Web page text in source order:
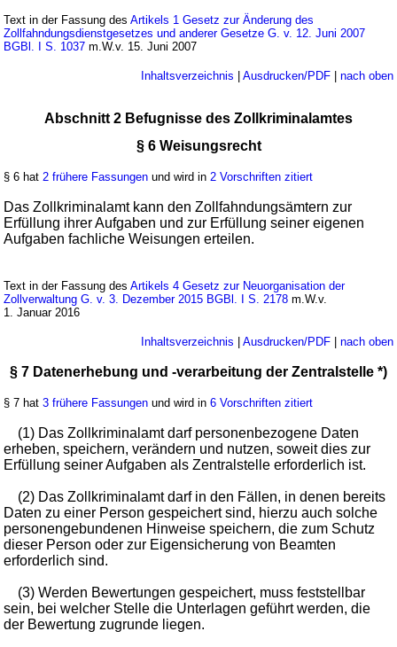
Text in der Fassung desArtikels 1 Gesetz zur Änderung des
Zollfahndungsdienstgesetzes und anderer Gesetze G. v. 12. Juni 2007
BGBl. I S. 1037 m.W.v. 15. Juni 2007
Inhaltsverzeichnis Ausdrucken/PDF| nach oben
Abschnitt 2 Befugnisse des Zollkriminalamtes
§ 6 Weisungsrecht
§ 6 hat 2 frühere Fassungen und wird in 2 Vorschriften zitiert
Das Zollkriminalamt kann den Zollfahndungsämtern zur
Erfüllung ihrer Aufgaben und zur Erfüllung seiner eigenen
Aufgaben fachliche Weisungen erteilen.
Text in der Fassung desArtikels 4 Gesetz zur Neuorganisation der
Zollverwaltung G. v. 3. Dezember 2015 BGBl. I S. 2178 m.W.v.
1. Januar 2016
Inhaltsverzeichnis Ausdrucken/PDF| nach oben
§ 7 Datenerhebung und -verarbeitung der Zentralstelle *)
§ 7 hat3 frühere Fassungen und wird in6 Vorschriften zitiert
(1) Das Zollkriminalamt darf personenbezogene Daten
erheben, speichern, verändern und nutzen, soweit dies zur
Erfüllung seiner Aufgaben als Zentralstelle erforderlich ist.
(2) Das Zollkriminalamt darf in den Fällen, in denen bereits
Daten zu einer Person gespeichert sind, hierzu auch solche
personengebundenen Hinweise speichern, die zum Schutz
dieser Person oder zur Eigensicherung von Beamten
erforderlich sind.
(3) Werden Bewertungen gespeichert, muss feststellbar
sein, bei welcher Stelle die Unterlagen geführt werden, die
der Bewertung zugrunde liegen.